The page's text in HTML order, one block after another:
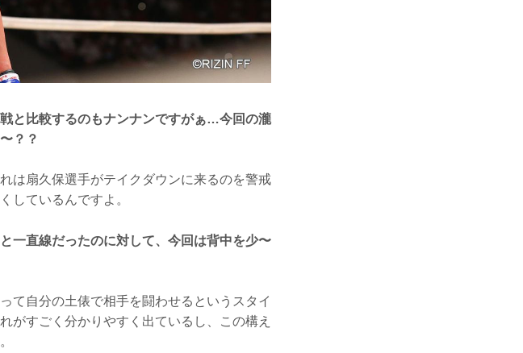
と比較するのもナンナンですがぁ…今回の瀧
？？
は扇久保選手がテイクダウンに来るのを警戒
しているんですよ。
一直線だったのに対して、今回は背中を少〜
て自分の土俵で相手を闘わせるというスタイ
がすごく分かりやすく出ているし、この構え